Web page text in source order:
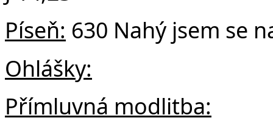
Píseň: 630 Nahý jsem se
Ohlášky:
Přímluvná modlitba: